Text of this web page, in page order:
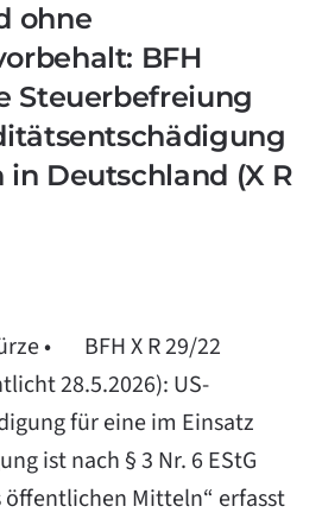
ohne
BFH
Steuerbefreiung
Deutschland (X R
• BFH X R 29/22
28.5.2026): US-
für eine im Einsatz
ist nach § 3 Nr. 6 EStG
Mitteln“ erfasst